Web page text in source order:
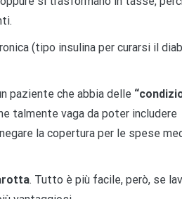
(tipo insulina per curarsi il
paziente che abbia delle
talmente vaga da poter includere
la copertura per le spese
. Tutto è più facile, però, se